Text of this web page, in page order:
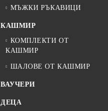
МЪЖКИ РЪКАВИЦИ
КАШМИР
КОМПЛЕКТИ ОТ
КАШМИР
ШАЛОВЕ ОТ КАШМИР
ВАУЧЕРИ
ДЕЦА